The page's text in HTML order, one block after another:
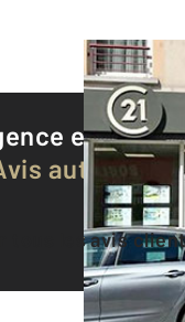
est
tous les avis